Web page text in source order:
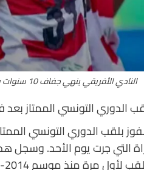
النادي الأفريقي ينهي جفاف 10 سنوات بفوزه بالدوري على حساب الترجي
الدوري التونسي الممتاز
التي جرت يوم الأحد.
مرة منذ موسم 2014-2015.